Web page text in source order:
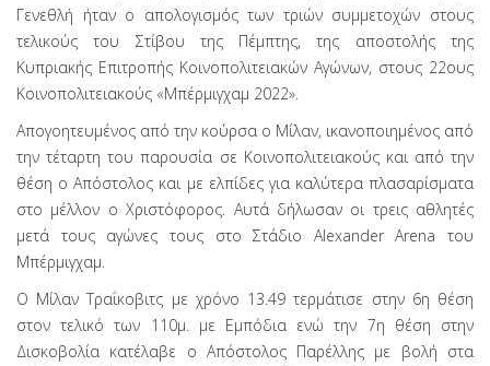
Γενεθλή ήταν ο απολογισμός των τριών συμμετοχών στους
τελικούς του Στίβου της Πέμπτης, της αποστολής της
Κυπριακής Επιτροπής Κοινοπολιτειακών Αγώνων, στους 22ους
Κοινοπολιτειακούς «Μπέρμιγχαμ 2022».
Απογοητευμένος από την κούρσα ο Μίλαν, ικανοποιημένος από
την τέταρτη του παρουσία σε Κοινοπολιτειακούς και από την
θέση ο Απόστολος και με ελπίδες για καλύτερα πλασαρίσματα
στο μέλλον ο Χριστόφορος. Αυτά δήλωσαν οι τρεις αθλητές
μετά τους αγώνες τους στο Στάδιο Alexander Arena του
Μπέρμιγχαμ.
Ο Μίλαν Τραΐκοβιτς με χρόνο 13.49 τερμάτισε στην 6η θέση
στον τελικό των 110μ. με Εμπόδια ενώ την 7η θέση στην
Δισκοβολία κατέλαβε ο Απόστολος Παρέλλης με βολή στα